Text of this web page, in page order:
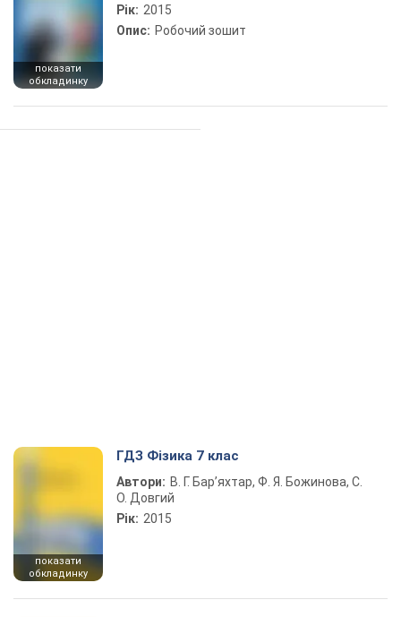
показати
обкладинку
Рік: 2015
Опис: Робочий зошит
показати
обкладинку
ГДЗ Фізика 7 клас
Автори: В. Г. Бар’яхтар, Ф. Я. Божинова, С.
О. Довгий
Рік: 2015